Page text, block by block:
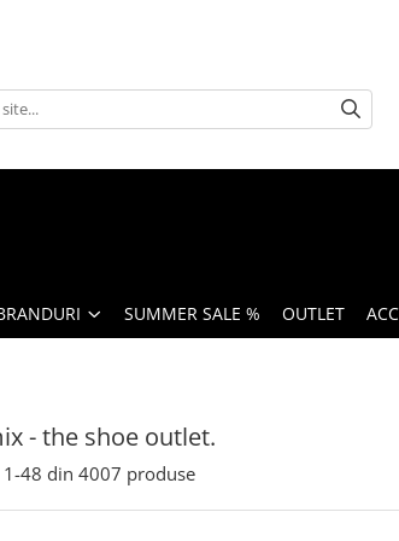
SUMMER SALE % OUTLET
- the shoe outlet.
1-48 din 4007 produse